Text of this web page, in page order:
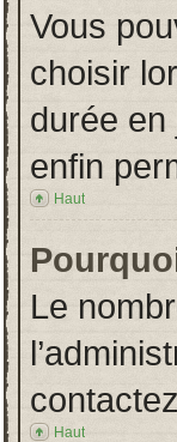
Vous
choisir
durée
enfin
Haut
Le
Haut